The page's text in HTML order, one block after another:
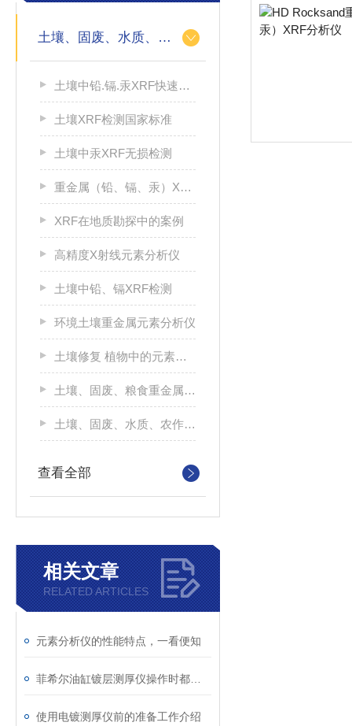
土壤、固废、水质、农作物
土壤中铅.镉.汞XRF快速定量分析
土壤XRF检测国家标准
土壤中汞XRF无损检测
重金属（铅、镉、汞）XRF分析仪
XRF在地质勘探中的案例
高精度X射线元素分析仪
土壤中铅、镉XRF检测
环境土壤重金属元素分析仪
土壤修复 植物中的元素含量的检测
土壤、固废、粮食重金属污染物定量检测仪
土壤、固废、水质、农作物检测
查看全部
相关文章
RELATED ARTICLES
元素分析仪的性能特点，一看便知
使用电镀测厚仪前的准备工作介绍